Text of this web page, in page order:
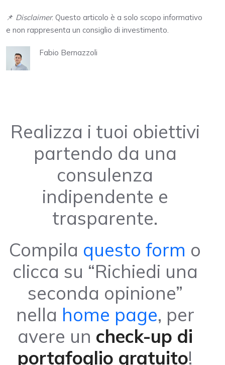
📌 Disclaimer: Questo articolo è a solo scopo informativo
e non rappresenta un consiglio di investimento.
Fabio Bernazzoli
Realizza i tuoi obiettivi
partendo da una
consulenza
indipendente e
trasparente.
Compila questo form o
clicca su “Richiedi una
seconda opinione”
nella home page, per
avere un check-up di
portafoglio gratuito!